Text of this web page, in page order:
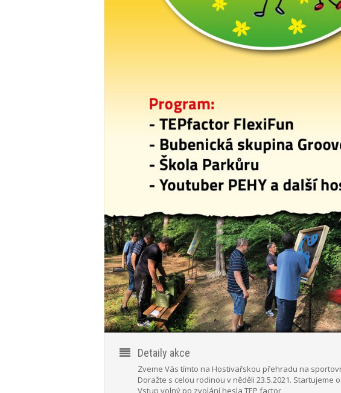
Detaily akce
Zveme Vás tímto na Hostivařskou přehradu na
Doražte s celou rodinou v něděli 23.5.2021. Startujeme
Vstup volný po zvolání hesla TEP factor